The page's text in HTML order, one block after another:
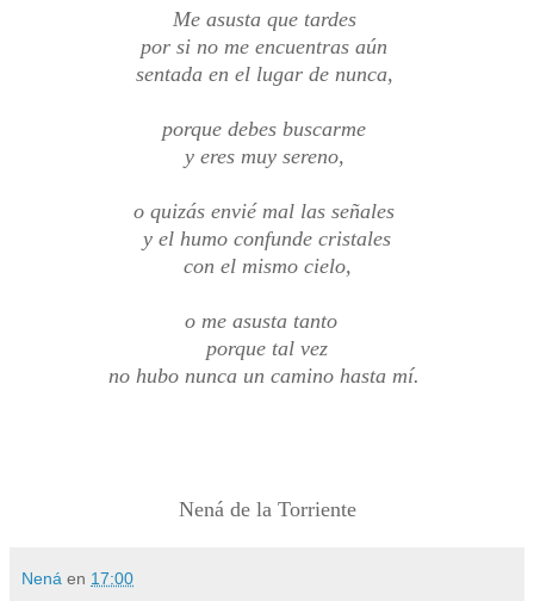
Me asusta que tardes
por si no me encuentras aún
sentada en el lugar de nunca,
porque debes buscarme
y eres muy sereno,
o quizás envié mal las señales
y el humo confunde cristales
con el mismo cielo,
o me asusta tanto
porque tal vez
no hubo nunca un camino hasta mí.
Nená de la Torriente
Nená en 17:00